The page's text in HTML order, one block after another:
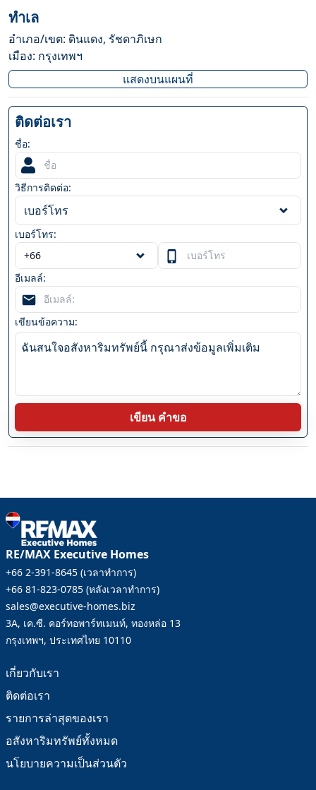
สะดวกครบครัน อาทิ ที่จอดรถ, สนามเด็กเล่น และฟิตเนส มี
อินเทอร์เน็ตพร้อมใช้งาน ตอบโจทย์การใช้ชีวิตในเมืองที่มีสิ่ง
อำนวยความสะดวกมากมายรองรับทุกไลฟ์สไตล์ คอนโด
พร้อมเข้าอยู่ ใจกลางดินแดง กรุงเทพฯ นี่คือโอกาสที่ดีในการ
เริ่มต้นชีวิตใหม่ของคุณ
สถานที่ใกล้เคียง:
ห้วยขวาง(MRT Thailand Cultural Centre) 632เมตร (8นาที)
ศูนย์วัฒนธรรมแห่งประเทศไทย(MRT Huai Khwang)
1195เมตร (16นาที)
ทำเล
อำเภอ/เขต: ดินแดง, รัชดาภิเษก
เมือง: กรุงเทพฯ
แสดงบนแผนที่
ติดต่อเรา
ชื่อ:
วิธีการติดต่อ:
เบอร์โทร
เบอร์โทร:
อีเมลล์:
เขียนข้อความ:
เขียน คำขอ
RE/MAX Executive Homes
+66 2-391-8645 (เวลาทำการ)
+66 81-823-0785 (หลังเวลาทำการ)
sales@executive-homes.biz
3A, เค.ซี. คอร์ทอพาร์ทเมนท์, ทองหล่อ 13
กรุงเทพฯ, ประเทศไทย 10110
เกี่ยวกับเรา
ติดต่อเรา
รายการล่าสุดของเรา
อสังหาริมทรัพย์ทั้งหมด
นโยบายความเป็นส่วนตัว